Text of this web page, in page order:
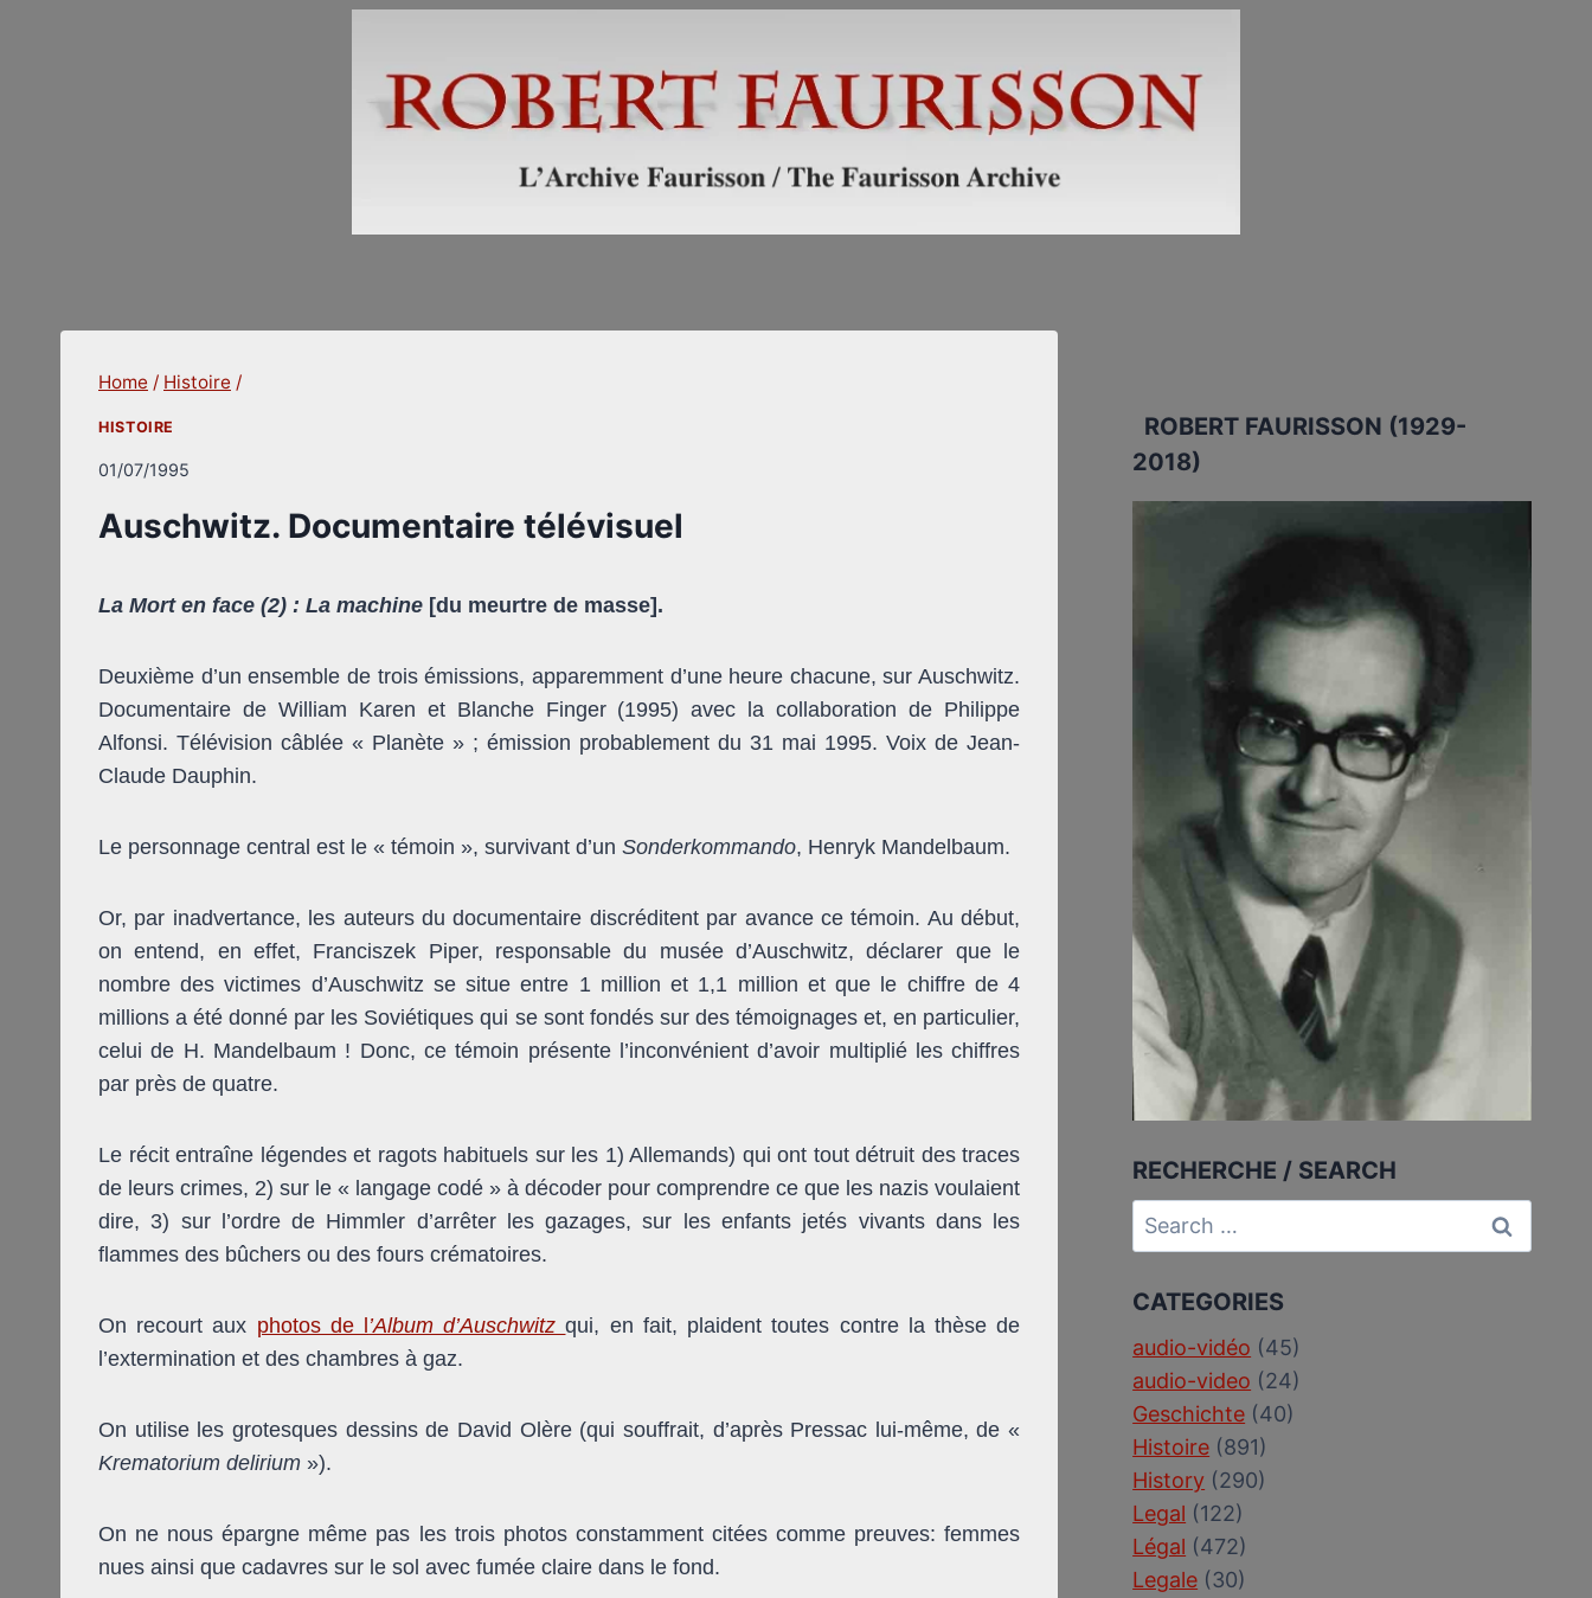
Home / Histoire /
HISTOIRE
01/07/1995
Auschwitz. Documentaire télévisuel
La Mort en face (2) : La machine [du meurtre de masse].
Deuxième d’un ensemble de trois émissions, apparemment d’une heure chacune, sur Auschwitz.
Documentaire de William Karen et Blanche Finger (1995) avec la collaboration de Philippe
Alfonsi. Télévision câblée « Planète » ; émission probablement du 31 mai 1995. Voix de Jean-
Claude Dauphin.
Le personnage central est le « témoin », survivant d’un Sonderkommando, Henryk Mandelbaum.
Or, par inadvertance, les auteurs du documentaire discréditent par avance ce témoin. Au début,
on entend, en effet, Franciszek Piper, responsable du musée d’Auschwitz, déclarer que le
nombre des victimes d’Auschwitz se situe entre 1 million et 1,1 million et que le chiffre de 4
millions a été donné par les Soviétiques qui se sont fondés sur des témoignages et, en particulier,
celui de H. Mandelbaum ! Donc, ce témoin présente l’inconvénient d’avoir multiplié les chiffres
par près de quatre.
Le récit entraîne légendes et ragots habituels sur les 1) Allemands) qui ont tout détruit des traces
de leurs crimes, 2) sur le « langage codé » à décoder pour comprendre ce que les nazis voulaient
dire, 3) sur l’ordre de Himmler d’arrêter les gazages, sur les enfants jetés vivants dans les
flammes des bûchers ou des fours crématoires.
On recourt aux photos de l’Album d’Auschwitzqui, en fait, plaident toutes contre la thèse de
l’extermination et des chambres à gaz.
On utilise les grotesques dessins de David Olère (qui souffrait, d’après Pressac lui-même, de «
Krematorium delirium »).
On ne nous épargne même pas les trois photos constamment citées comme preuves: femmes
nues ainsi que cadavres sur le sol avec fumée claire dans le fond.
ROBERT FAURISSON (1929-
2018)
RECHERCHE / SEARCH
Search
for:
CATEGORIES
audio-vidéo (45)
audio-video (24)
Geschichte (40)
Histoire (891)
History (290)
Legal (122)
Légal (472)
Legale (30)